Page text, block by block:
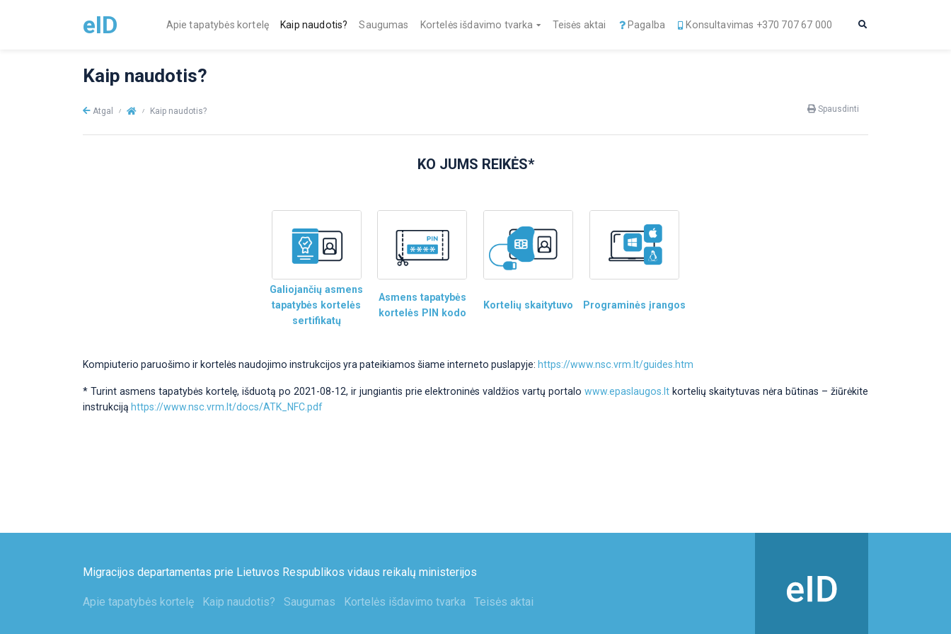
eID Apie tapatybės kortelę Kaip naudotis? Saugumas Kortelės išdavimo tvarka Teisės aktai Pagalba Konsultavimas +370 707 67 000
Kaip naudotis?
Atgal Kaip naudotis? Spausdinti
KO JUMS REIKĖS*
Galiojančių asmens
tapatybės kortelės
sertifikatų
Asmens tapatybės
kortelės PIN kodo
Kortelių skaitytuvo Programinės įrangos
Kompiuterio paruošimo ir kortelės naudojimo instrukcijos yra pateikiamos šiame interneto puslapyje: https://www.nsc.vrm.lt/guides.htm
* Turint asmens tapatybės kortelę, išduotą po 2021-08-12, ir jungiantis prie elektroninės valdžios vartų portalowww.epaslaugos.lt kortelių skaitytuvas nėra būtinas – žiūrėkite
instrukciją https://www.nsc.vrm.lt/docs/ATK_NFC.pdf
Migracijos departamentas prie Lietuvos Respublikos vidaus reikalų ministerijos
Apie tapatybės kortelę Kaip naudotis? Saugumas Kortelės išdavimo tvarka Teisės aktai